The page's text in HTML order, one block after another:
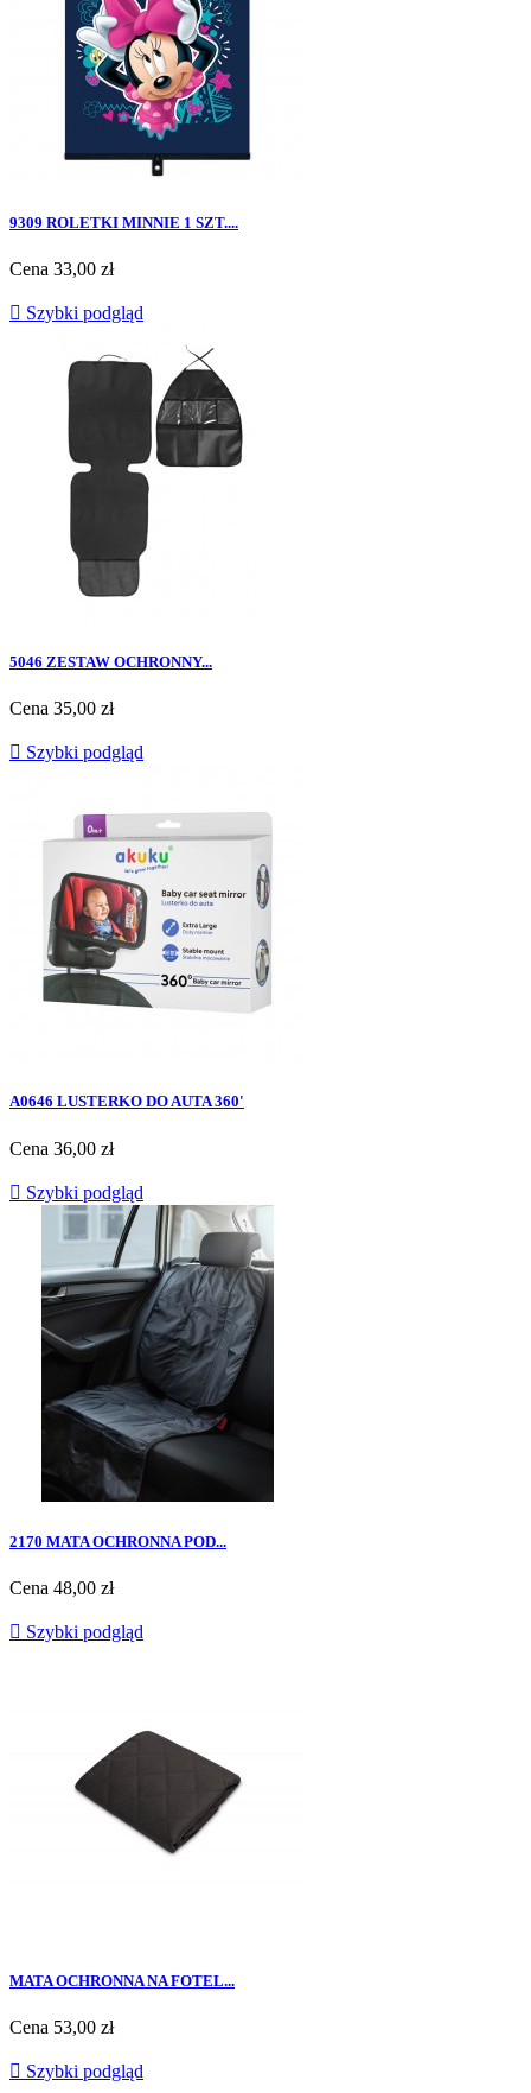
9309 ROLETKI MINNIE 1 SZT....
Cena 33,00 zł
 Szybki podgląd
5046 ZESTAW OCHRONNY...
Cena 35,00 zł
 Szybki podgląd
A0646 LUSTERKO DO AUTA 360'
Cena 36,00 zł
 Szybki podgląd
2170 MATA OCHRONNA POD...
Cena 48,00 zł
 Szybki podgląd
MATA OCHRONNA NA FOTEL...
Cena 53,00 zł
 Szybki podgląd